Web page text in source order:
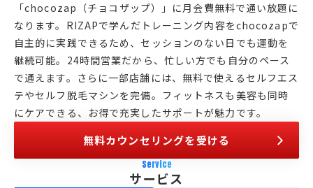
「chocozap（チョコザップ）」に月会費無料で通い放題に
なります。RIZAPで学んだトレーニング内容をchocozapで
自主的に実践できるため、セッションのない日でも運動を
継続可能。24時間営業だから、忙しい方でも自分のペース
で通えます。さらに一部店舗には、無料で使えるセルフエス
テやセルフ脱毛マシンを完備。フィットネスも美容も同時
にケアできる、お得で充実したサポートが魅力です。
無料カウンセリングを受ける
Service
サービス